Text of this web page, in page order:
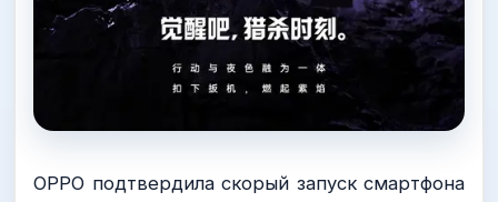
OPPO подтвердила скорый запуск смартфона